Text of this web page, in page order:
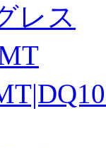
レス